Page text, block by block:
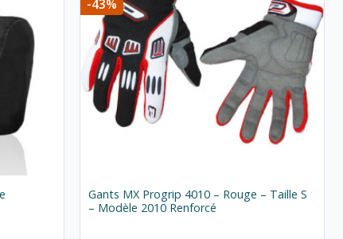
-43%
Gants MX Progrip 4010 – Rouge – Taille S
– Modèle 2010 Renforcé